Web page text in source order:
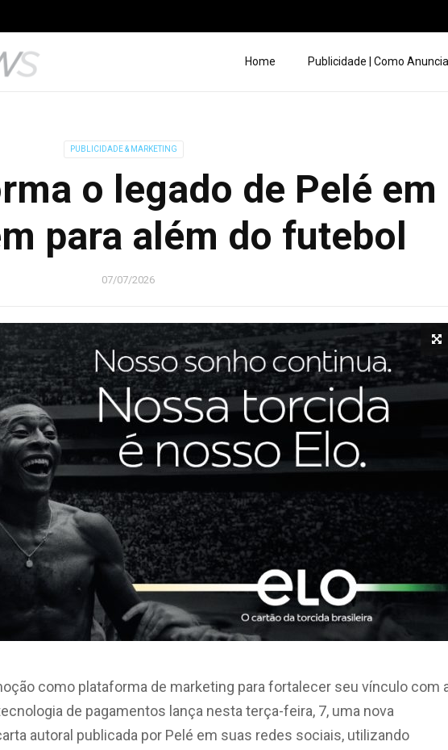
Home Publicidade | Como
PUBLICIDADE & MARKETING
o legado de Pelé em
para além do futebol
07/07/2026
como plataforma de marketing para fortalecer seu vínculo com
de pagamentos lança nesta terça-feira, 7, uma nova
autoral publicada por Pelé em suas redes sociais, utilizando